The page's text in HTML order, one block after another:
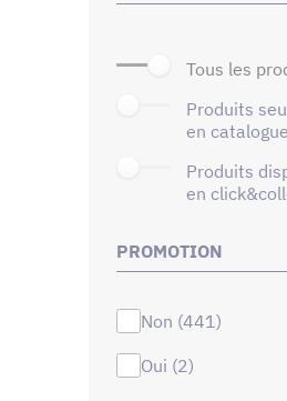
tous les
produits seulement
en catalogue
produits disponibles
en
PROMOTION
non (441)
oui (2)